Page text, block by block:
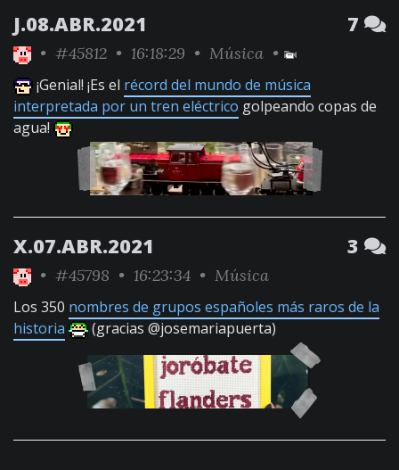
J.08.ABR.2021 7
• #45812 • 16:18:29 • Música •
¡Genial! ¡Es el récord del mundo de música
interpretada por un tren eléctrico golpeando copas de
agua!
X.07.ABR.2021 3
• #45798 • 16:23:34 • Música
Los 350 nombres de grupos españoles más raros de la
historia
(gracias @josemariapuerta)